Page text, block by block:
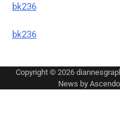
bk236
bk236
Copyright © 2026
News by